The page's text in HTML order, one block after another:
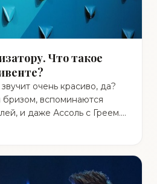
Что такое
очень красиво, да?
вспоминаются
и даже Ассоль с Греем.